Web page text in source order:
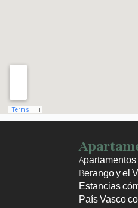
Berango y el
Estancias
País Vasco